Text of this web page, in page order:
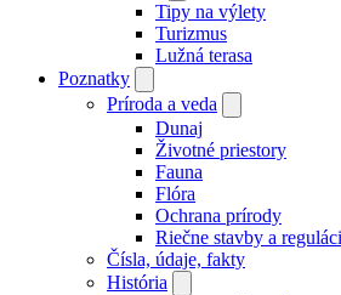
Tipy na výlety
Turizmus
Lužná terasa
Poznatky
Príroda a veda
Dunaj
Životné priestory
Fauna
Flóra
Ochrana prírody
Riečne stavby a
Čísla, údaje, fakty
História